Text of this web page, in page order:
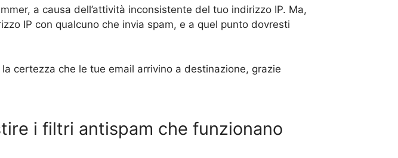
a causa dell’attività inconsistente del tuo indirizzo IP. Ma,
IP con qualcuno che invia spam, e a quel punto dovresti
certezza che le tue email arrivino a destinazione, grazie
i filtri antispam che funzionano